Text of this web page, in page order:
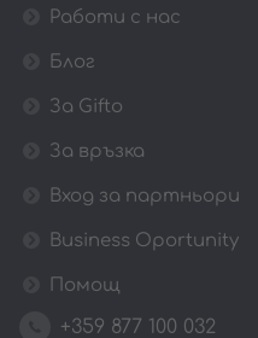
Работи с нас
Блог
За Gifto
За връзка
Вход за партньори
Business Oportunity
Помощ
+359 877 100 032